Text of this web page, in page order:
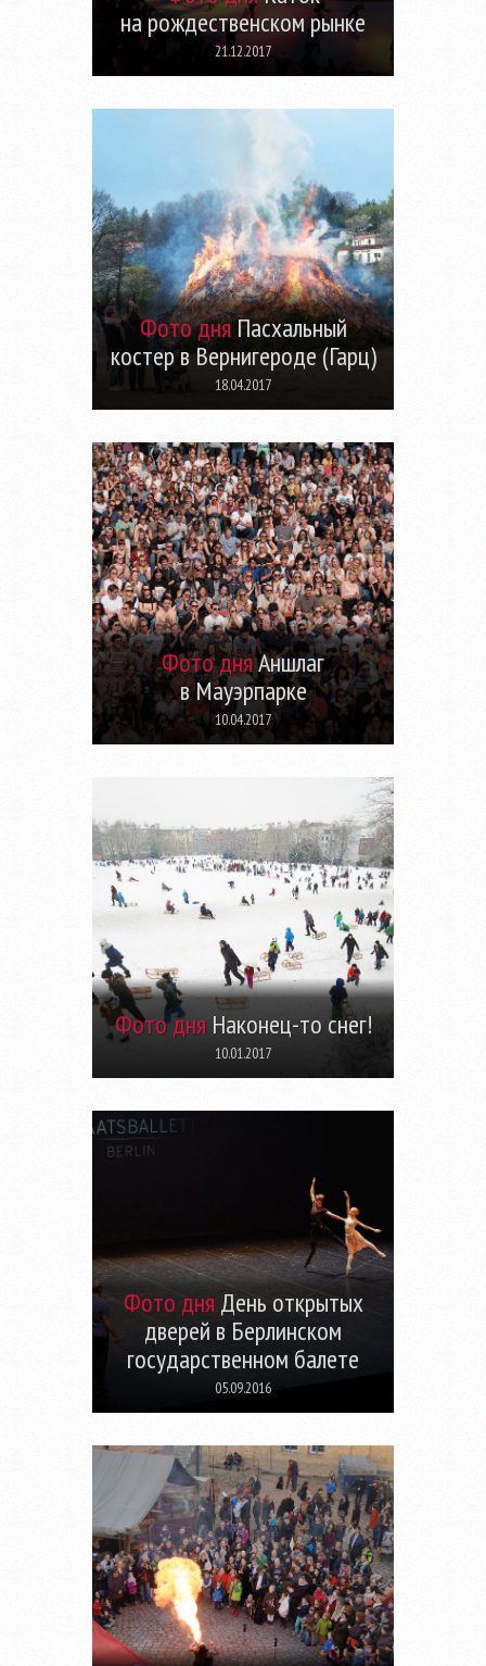
на рождественском рынке
21.12.2017
Фото дняПасхальный
костер в Вернигероде (Гарц)
18.04.2017
Фото дняАншлаг
в Мауэрпарке
10.04.2017
Фото дня Наконец-то снег!
10.01.2017
Фото дня День открытых
дверей в Берлинском
государственном балете
05.09.2016